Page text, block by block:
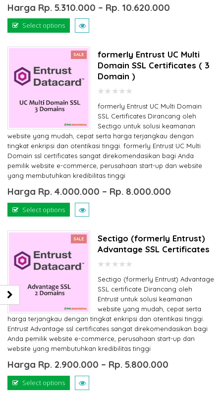
Harga Rp. 5.310.000 – Rp. 10.620.000
Select options
SALE
formerly Entrust UC Multi
Domain SSL Certificates ( 3
Domain )
out
of
5
formerly Entrust UC Multi Domain
SSL Certificates Dirancang oleh
Sectigo untuk solusi keamanan
website yang mudah, cepat serta harga terjangkau dengan
tingkat enkripsi dan otentikasi tinggi. formerly Entrust UC Multi
Domain ssl certificates sangat direkomendasikan bagi Anda
pemilik website e-commerce, perusahaan start-up dan website
yang membutuhkan kredibilitas tinggi
Harga Rp. 4.000.000 – Rp. 8.000.000
Select options
SALE
Sectigo (formerly Entrust)
Advantage SSL Certificates
out
of
5
Sectigo (formerly Entrust) Advantage
SSL certificate Dirancang oleh
Entrust untuk solusi keamanan
website yang mudah, cepat serta
harga terjangkau dengan tingkat enkripsi dan otentikasi tinggi.
Entrust Advantage ssl certificates sangat direkomendasikan bagi
Anda pemilik website e-commerce, perusahaan start-up dan
website yang membutuhkan kredibilitas tinggi
Harga Rp. 2.900.000 – Rp. 5.800.000
Select options